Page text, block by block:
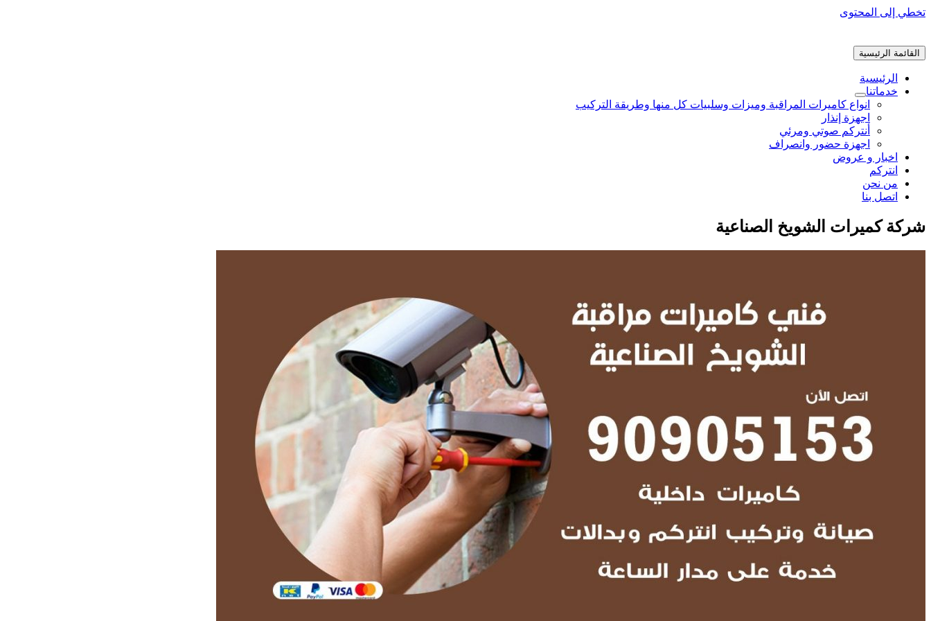
تخطي إلى المحتوى
القائمة الرئيسية
الرئيسية
خدماتنا
انواع كاميرات المراقبة وميزات وسلبيات كل منها وطريقة التركيب
اجهزة إنذار
أنتركم صوتي ومرئي
اجهزة حضور وانصراف
اخبار و عروض
انتركم
من نحن
اتصل بنا
شركة كميرات الشويخ الصناعية